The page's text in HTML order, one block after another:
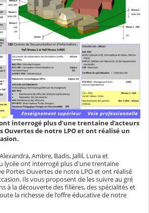
ont interrogé plus d'une trentaine d'acteurs
Ouvertes de notre LPO et ont réalisé un
Ambre, Badis, Jallil, Luna et
lycée ont interrogé plus d'une trentaine
Portes Ouvertes de notre LPO et ont réalisé
Ils vous proposent de les suivre au gré
à la découverte des filières, des spécialités et
la richesse de l'offre éducative de notre